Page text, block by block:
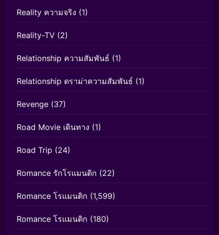
Reality ความจริง (1)
Reality-TV (2)
Relationship ความสัมพันธ์ (1)
Relationship ดราม่าความสัมพันธ์ (1)
Revenge (37)
Road Movie เดินทาง (1)
Road Trip (24)
Romance รักโรแมนติก (22)
Romance โรแมนติก (1,599)
Romance โรแมนติก (180)